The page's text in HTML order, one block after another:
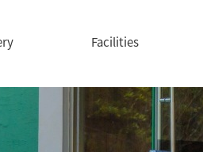
Facilities